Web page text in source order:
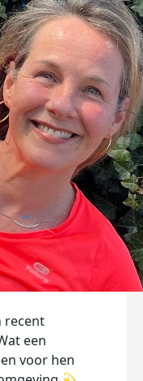
recent
een
voor hen